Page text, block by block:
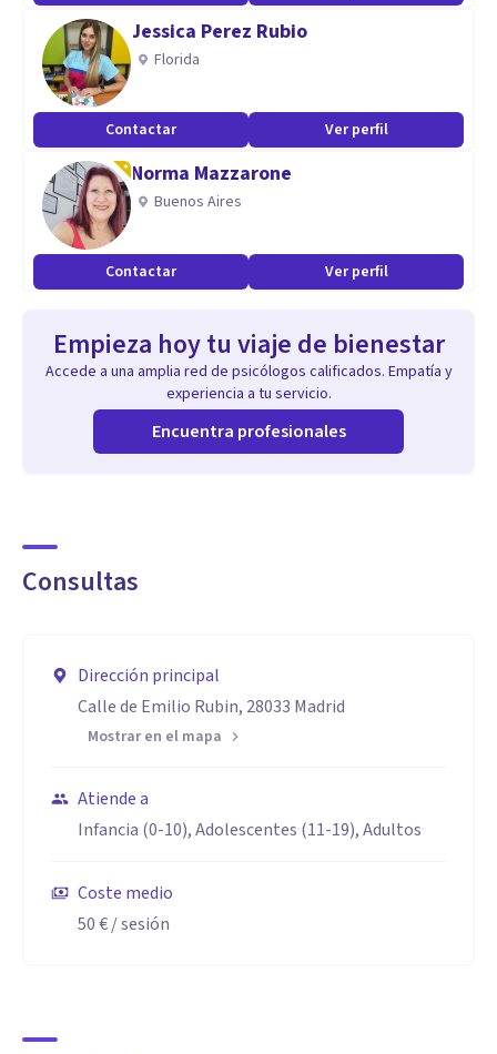
Jessica Perez Rubio
Florida
Contactar Ver perfil
Norma Mazzarone
Buenos Aires
Contactar Ver perfil
Empieza hoy tu viaje de bienestar
Accede a una amplia red de psicólogos calificados. Empatía y
experiencia a tu servicio.
Encuentra profesionales
Consultas
Dirección principal
Calle de Emilio Rubin, 28033 Madrid
Mostrar en el mapa
Atiende a
Infancia (0-10), Adolescentes (11-19), Adultos
Coste medio
50 €/ sesión